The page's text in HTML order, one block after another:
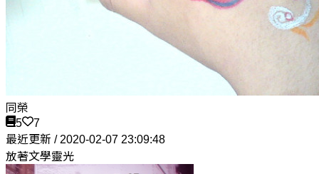
同榮
5
7
最近更新 / 2020-02-07 23:09:48
放著文學靈光